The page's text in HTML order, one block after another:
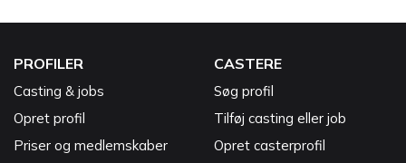
PROFILER
Casting & jobs
Opret profil
Priser og medlemskaber
CASTERE
Søg profil
Tilføj casting eller job
Opret casterprofil